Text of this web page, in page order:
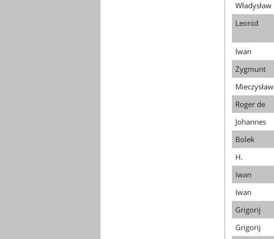
Władysław
Leonid
Iwan
Zygmunt
Mieczysław
Roger de
Johannes
Bolek
H.
Iwan
Iwan
Grigorij
Grigorij